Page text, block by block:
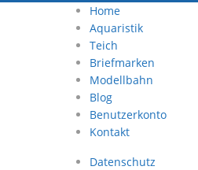
Home
Aquaristik
Teich
Briefmarken
Modellbahn
Blog
Benutzerkonto
Kontakt
Datenschutz